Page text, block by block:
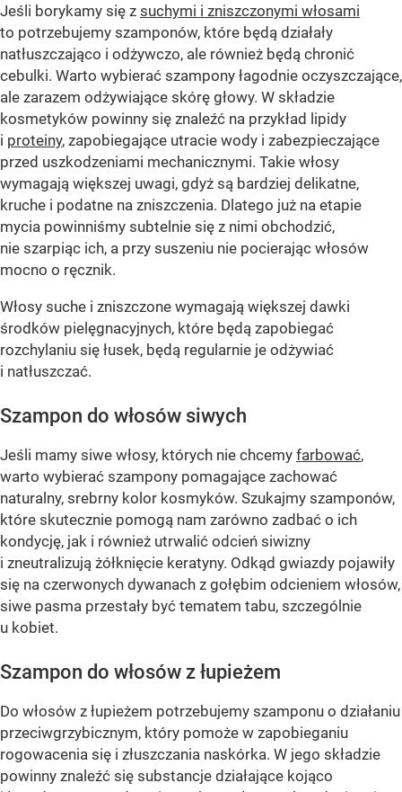
Jeśli borykamy się z suchymi i zniszczonymi włosami
to potrzebujemy szamponów, które będą działały
natłuszczająco i odżywczo, ale również będą chronić
cebulki. Warto wybierać szampony łagodnie oczyszczające,
ale zarazem odżywiające skórę głowy. W składzie
kosmetyków powinny się znaleźć na przykład lipidy
i proteiny, zapobiegające utracie wody i zabezpieczające
przed uszkodzeniami mechanicznymi. Takie włosy
wymagają większej uwagi, gdyż są bardziej delikatne,
kruche i podatne na zniszczenia. Dlatego już na etapie
mycia powinniśmy subtelnie się z nimi obchodzić,
nie szarpiąc ich, a przy suszeniu nie pocierając włosów
mocno o ręcznik.
Włosy suche i zniszczone wymagają większej dawki
środków pielęgnacyjnych, które będą zapobiegać
rozchylaniu się łusek, będą regularnie je odżywiać
i natłuszczać.
Szampon do włosów siwych
Jeśli mamy siwe włosy, których nie chcemy farbować,
warto wybierać szampony pomagające zachować
naturalny, srebrny kolor kosmyków. Szukajmy szamponów,
które skutecznie pomogą nam zarówno zadbać o ich
kondycję, jak i również utrwalić odcień siwizny
i zneutralizują żółknięcie keratyny. Odkąd gwiazdy pojawiły
się na czerwonych dywanach z gołębim odcieniem włosów,
siwe pasma przestały być tematem tabu, szczególnie
u kobiet.
Szampon do włosów z łupieżem
Do włosów z łupieżem potrzebujemy szamponu o działaniu
przeciwgrzybicznym, który pomoże w zapobieganiu
rogowacenia się i złuszczania naskórka. W jego składzie
powinny znaleźć się substancje działające kojąco